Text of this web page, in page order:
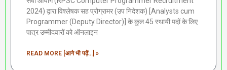
2024) द्वारा विश्लेषक सह प्रोग्रामर (उप निदेशक) [Analysts cum
Programmer (Deputy Director)] के कुल 45 स्थायी पदों के लिए
पात्र उम्मीदवारों को ऑनलाइन
READ MORE [आगे भी पढ़ें...] »